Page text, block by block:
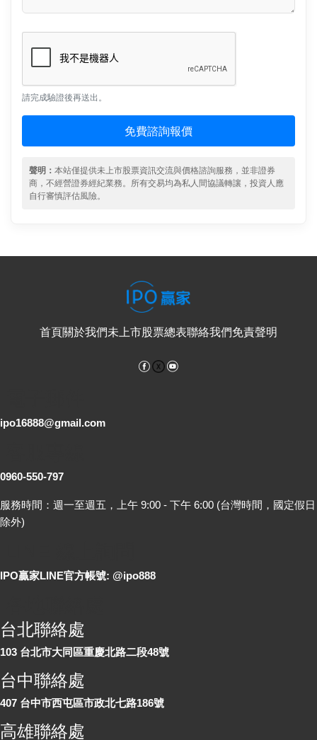
請完成驗證後再送出。
免費諮詢報價
聲明： 本站僅提供未上市股票資訊交流與價格諮詢服務，並非證券
商，不經營證券經紀業務。所有交易均為私人間協議轉讓，投資人應
自行審慎評估風險。
首頁關於我們未上市股票總表聯絡我們免責聲明
Facebook
ipo16888@gmail.com
0960-550-797
服務時間：週一至週五，上午 9:00 - 下午 6:00 (台灣時間，國定假日
除外)
IPO贏家LINE官方帳號: @ipo888
台北聯絡處
103 台北市大同區重慶北路二段48號
台中聯絡處
407 台中市西屯區市政北七路186號
高雄聯絡處